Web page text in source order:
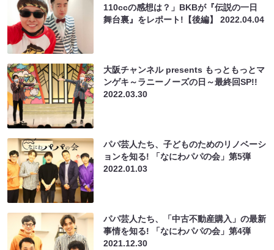
110ccの感想は？」BKBが『伝説の一日
舞台裏』をレポート!【後編】2022.04.04
大阪チャンネル presents もっともっとマ
ンゲキ～ラニーノーズの日～最終回SP!!
2022.03.30
パパ芸人たち、子どものためのリノベーシ
ョンを知る! 「なにわパパの会」第5弾
2022.01.03
パパ芸人たち、「中古不動産購入」の最新
事情を知る! 「なにわパパの会」第4弾
2021.12.30